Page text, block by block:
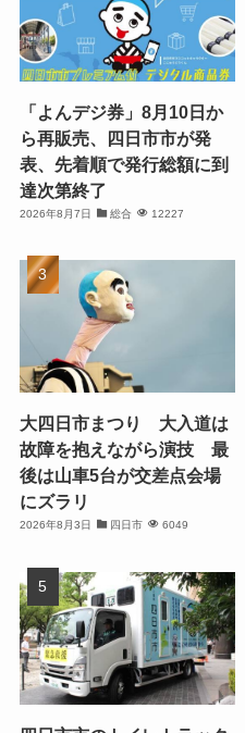
「よんデジ券」8月10日か
ら再販売、四日市市が発
表、先着順で発行総額に到
達次第終了
2026年8月7日 総合 12227
大四日市まつり 大入道は
故障を抱えながら演技 最
後は山車5台が交差点会場
にズラリ
2026年8月3日 四日市 6049